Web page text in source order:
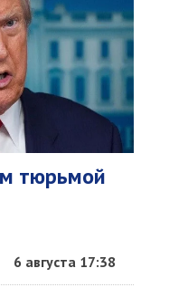
тюрьмой
6 августа 17:38